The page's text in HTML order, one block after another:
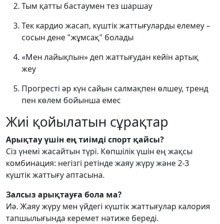
Тым қатты бастаумен тез шаршау
Тек кардио жасап, күштік жаттығуларды елемеу –
сосын дене "жұмсақ" болады
«Мен лайықпын» деп жаттығудан кейін артық
жеу
Прогресті әр күн сайын салмақпен өлшеу, тренд
пен көлем бойынша емес
Жиі қойылатын сұрақтар
Арықтау үшін ең тиімді спорт қайсы?
Сіз үнемі жасайтын түрі. Көпшілік үшін ең жақсы
комбинация: негізгі ретінде жаяу жүру және 2-3
күштік жаттығу аптасына.
Залсыз арықтауға бола ма?
Иә. Жаяу жүру мен үйдегі күштік жаттығулар калория
тапшылығында керемет нәтиже береді.